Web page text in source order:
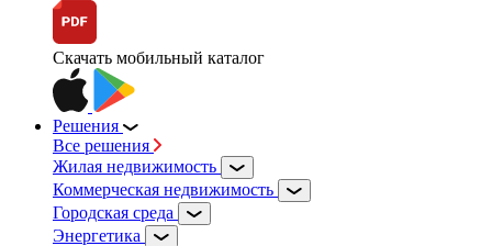
Скачать мобильный каталог
Решения
Все решения
Жилая недвижимость
Коммерческая недвижимость
Городская среда
Энергетика